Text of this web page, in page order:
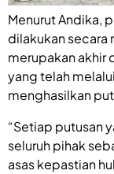
Menurut Andika,
dilakukan secara
merupakan akhir
yang telah
menghasilkan
“Setiap putusan
seluruh pihak
asas kepastian